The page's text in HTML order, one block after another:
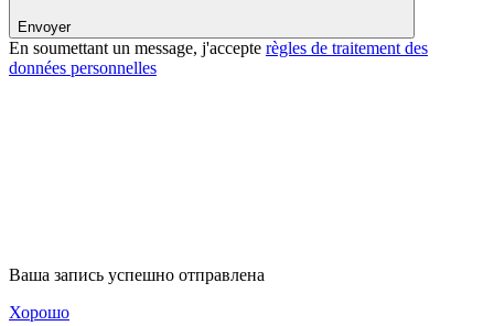
Envoyer
En soumettant un message, j'accepte règles de traitement des
données personnelles
Ваша запись успешно отправлена
Хорошо